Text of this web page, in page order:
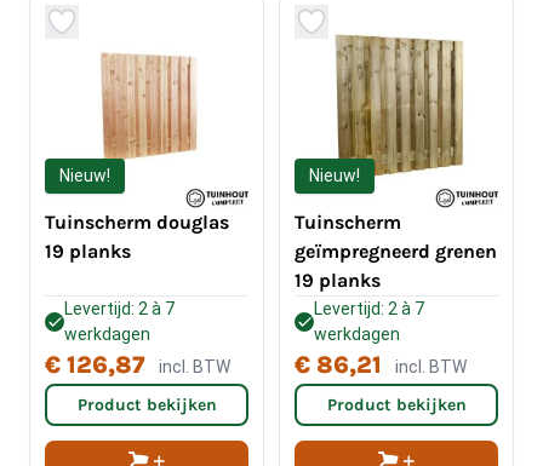
Nieuw!
Tuinscherm douglas
19 planks
Levertijd: 2 à 7
werkdagen
€ 126,87 incl. BTW
Product bekijken
Nieuw!
Tuinscherm
geïmpregneerd grenen
19 planks
Levertijd: 2 à 7
werkdagen
€ 86,21 incl. BTW
Product bekijken